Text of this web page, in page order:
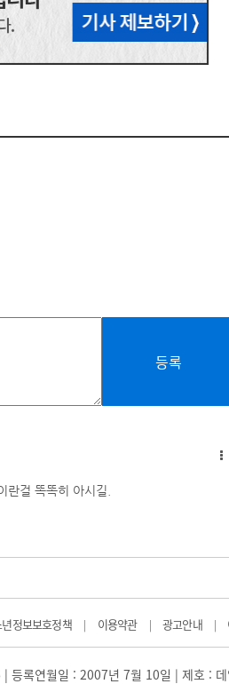
등록
란걸 똑똑히 아시길.
정보보호정책 | 이용약관 | 광고안내 |
등록연월일 : 2007년 7월 10일 | 제호 :